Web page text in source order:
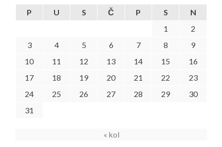
P U S Č P S
N
1
2
3
4 5 6 7 8
9
10
11 12 13 14 15
16
17
18 19 20 21 22
23
24
25 26 27 28 29
30
31
« kol